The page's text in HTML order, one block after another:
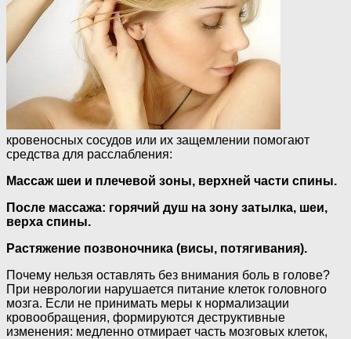
кровеносных сосудов или их защемлении помогают
средства для расслабления:
Массаж шеи и плечевой зоны, верхней части спины.
После массажа: горячий душ на зону затылка, шеи,
верха спины.
Растяжение позвоночника (висы, потягивания).
Почему нельзя оставлять без внимания боль в голове?
При неврологии нарушается питание клеток головного
мозга. Если не принимать меры к нормализации
кровообращения, формируются деструктивные
изменения: медленно отмирает часть мозговых клеток,